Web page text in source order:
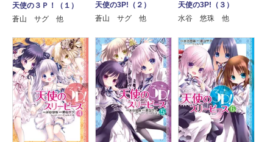
天使の３Ｐ！（１）
蒼山 サグ 他
天使の3P!（２）
蒼山 サグ 他
天使の3P!（３）
水谷 悠珠 他